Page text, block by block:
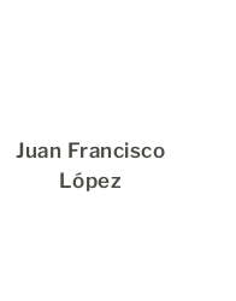
Juan Francisco
López